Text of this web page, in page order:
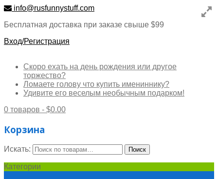
info@rusfunnystuff.com
Бесплатная доставка при заказе свыше $99
Вход/Регистрация
Скоро ехать на день рождения или другое
торжество?
Ломаете голову что купить имениннику?
Удивите его веселым необычным подарком!
0 товаров - $0.00
Корзина
Искать: Поиск
Категории